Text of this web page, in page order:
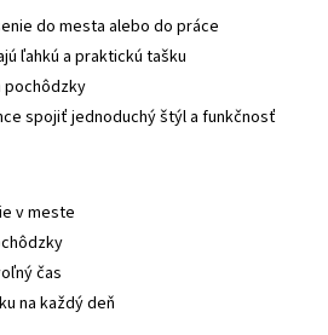
do mesta alebo do práce
ľahkú a praktickú tašku
pochôdzky
spojiť jednoduchý štýl a funkčnosť
v meste
čas
na každý deň